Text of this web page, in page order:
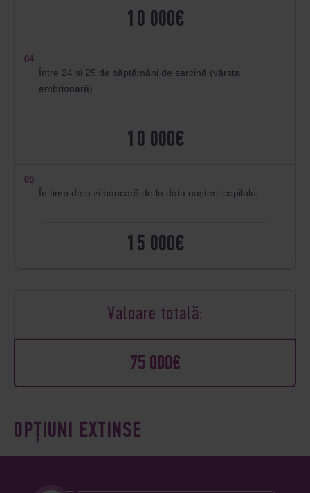
10 000€
04
Între 24 și 25 de săptămâni de sarcină (vârsta
embrionară)
10 000€
05
În timp de o zi bancară de la data nașterii copilului
15 000€
Valoare totală:
75 000€
OPȚIUNI EXTINSE